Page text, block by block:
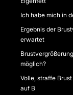
Ich habe mich in
Ergebnis der
erwartet
möglich?
Volle, straffe
auf B